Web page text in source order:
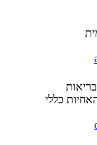
כללי